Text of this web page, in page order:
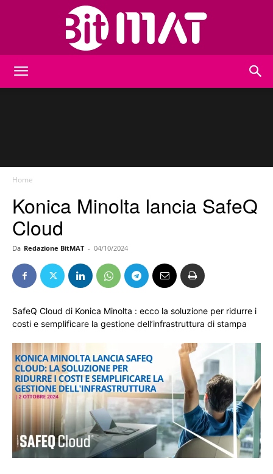
Home
Konica Minolta lancia SafeQ
Cloud
Da Redazione BitMAT - 04/10/2024
SafeQ Cloud di Konica Minolta : ecco la soluzione per ridurre i
costi e semplificare la gestione dell’infrastruttura di stampa